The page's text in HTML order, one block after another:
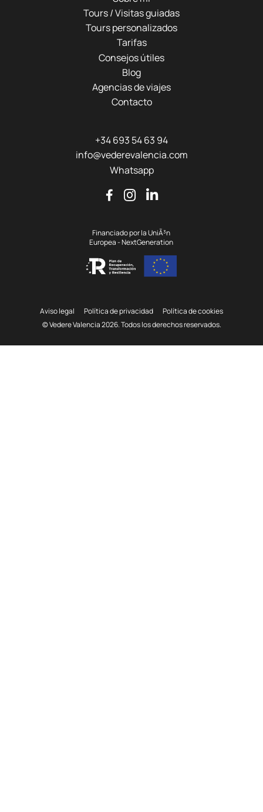
Tours / Visitas guiadas
Tours personalizados
Tarifas
Consejos útiles
Blog
Agencias de viajes
Contacto
+34 693 54 63 94
info@vederevalencia.com
Whatsapp
Financiado por la UniÃ³n
Europea - NextGeneration
Aviso legal Polí­tica de privacidad
Política de cookies
© Vedere Valencia 2026. Todos los derechos reservados.